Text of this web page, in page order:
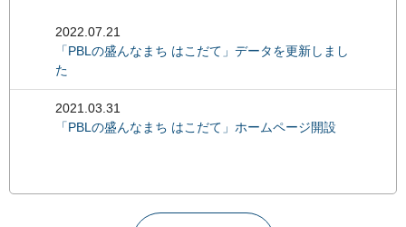
2022.07.21
「PBLの盛んなまち はこだて」データを更新しまし
た
2021.03.31
「PBLの盛んなまち はこだて」ホームページ開設